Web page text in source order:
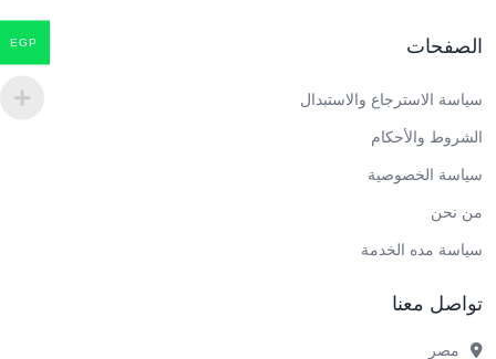
الصفحات
سياسة الاسترجاع والاستبدال
الشروط والأحكام
سياسة الخصوصية
من نحن
سياسة مده الخدمة
تواصل معنا
مصر
EGP